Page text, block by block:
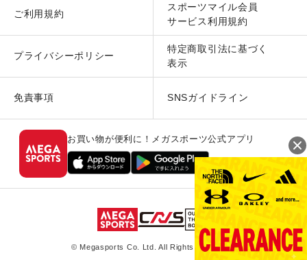
ご利用規約
スポーツマイル会員
サービス利用規約
プライバシーポリシー
特定商取引法に基づく
表示
免責事項 SNSガイドライン
お買い物が便利に！メガスポーツ公式アプリ
© Megasports Co. Ltd. All Rights Reserved.